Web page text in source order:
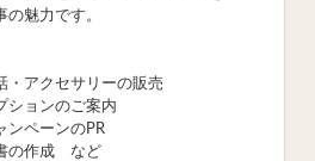
の魅力です。
・アクセサリーの販売
ションのご案内
ンペーンのPR
の作成 など